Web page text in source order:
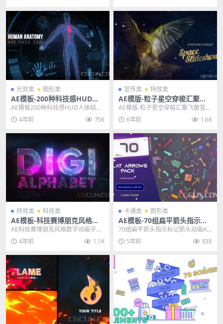
光效类 图形类
AE模板-200种科技感HUD人
体结构UI界面元素动画模板
AE模板200种科技感HUD人体结构
UI界面元素动画模板 其他推荐: AE
模板-...
4年前 756
宣传类 特效类
AE模版-粒子星空穿梭汇聚飞
散宣传介绍开场展示模板
AE模版-粒子星空穿梭汇聚飞散宣传
开场展示模板 Space Slideshow ...
6年前 1.6K
特效类 科技类
AE模板-科技赛博朋克风格数
字动画字母工具包模板
AE科技赛博朋克风格数字动画字母
工具包模板 其他推荐: AE模板-200
种数字未...
4年前 1.1K
卡通类 图形类
AE模板-70组扁平箭头指示标
记箭头动画模板
70组扁平箭头指示标记箭头动画AE
模板 标签：3d 动画箭头、动画箭
头、箭头、箭...
5年前 838